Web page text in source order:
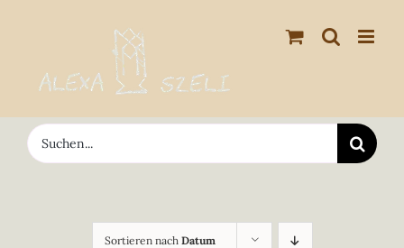
springen
Suche
nach:
Sortieren nach Datum